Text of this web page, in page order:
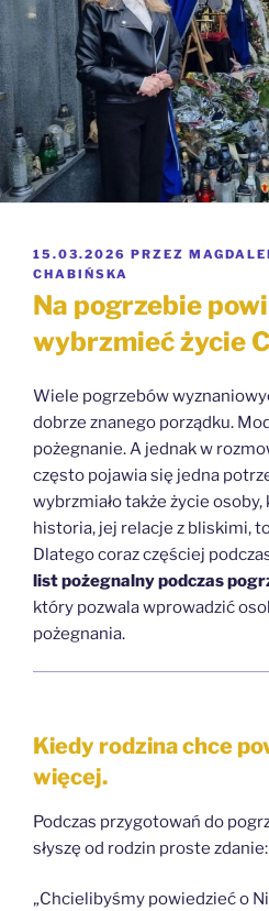
OPUBLIKOWANE
W
15.03.2026 PRZEZ
CHABIŃSKA
Na pogrzebie
wybrzmieć życie
Wiele pogrzebów
dobrze znanego porządku.
pożegnanie. A jednak w
często pojawia się jedna
wybrzmiało także życie osoby,
historia, jej relacje z bliskimi,
Dlatego coraz częściej
list pożegnalny podczas
który pozwala wprowadzić
pożegnania.
Kiedy rodzina chce
więcej.
Podczas przygotowań do
słyszę od rodzin proste zdanie:
„Chcielibyśmy powiedzieć o